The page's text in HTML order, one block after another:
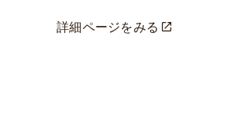
詳細ページをみる